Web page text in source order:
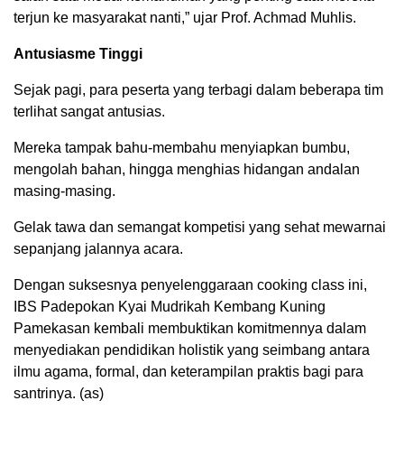
terjun ke masyarakat nanti,” ujar Prof. Achmad Muhlis.
Antusiasme Tinggi
Sejak pagi, para peserta yang terbagi dalam beberapa tim
terlihat sangat antusias.
Mereka tampak bahu-membahu menyiapkan bumbu,
mengolah bahan, hingga menghias hidangan andalan
masing-masing.
Gelak tawa dan semangat kompetisi yang sehat mewarnai
sepanjang jalannya acara.
Dengan suksesnya penyelenggaraan cooking class ini,
IBS Padepokan Kyai Mudrikah Kembang Kuning
Pamekasan kembali membuktikan komitmennya dalam
menyediakan pendidikan holistik yang seimbang antara
ilmu agama, formal, dan keterampilan praktis bagi para
santrinya. (as)